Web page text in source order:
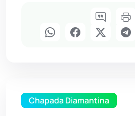
Chapada Diamantina